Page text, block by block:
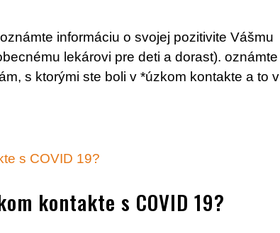
informáciu o svojej pozitivite Vášmu
lekárovi pre deti a dorast). oznámte
s ktorými ste boli v *úzkom kontakte a to v
kontakte s COVID 19?